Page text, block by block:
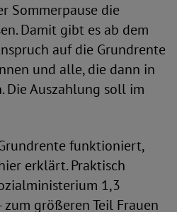
Sommerpause die
Damit gibt es ab dem
auf die Grundrente
und alle, die dann in
Die Auszahlung soll im
funktioniert,
erklärt. Praktisch
1,3
größeren Teil Frauen